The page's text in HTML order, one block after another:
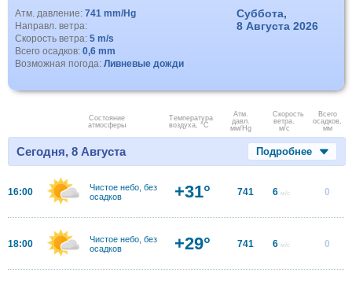
Атм. давление: 741 mm/Hg
Направл. ветра:
Скорость ветра: 5 m/s
Всего осадков: 0,6 mm
Возможная погода: Ливневые дожди
Суббота,
8 Августа 2026
Состояние
атмосферы
Температура
воздуха, °C
Атм.
давл.
мм/Hg
Скорость
ветра.
м/с
Всего
осадков,
мм
Сегодня, 8 Августа Подробнее
16:00
Чистое небо, без
осадков
+31° 741 6 м/с 0
18:00
Чистое небо, без
осадков
+29° 741 6 м/с 0